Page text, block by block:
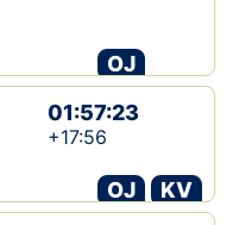
OJ
01:57:23
+17:56
OJ
KV